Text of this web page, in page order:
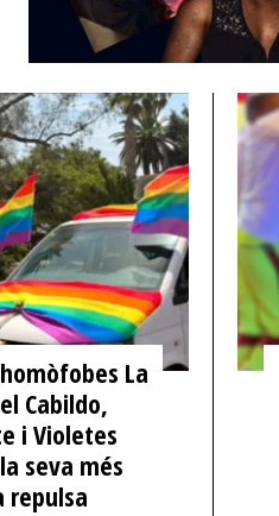
La
Cabildo,
i Violetes
seva més
repulsa